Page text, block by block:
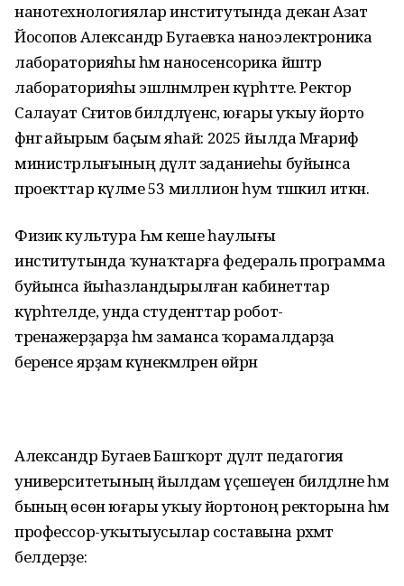
нанотехнологиялар институтында декан Азат
Йосопов Александр Бугаевҡа наноэлектроника
лабораторияһы һәм наносенсорика йәштәр
лабораторияһы эшләнмәләрен күрһәтте. Ректор
Салауат Сәғитов билдәләүенсә, юғары уҡыу йорто
фәнгә айырым баҫым яһай: 2025 йылда Мәғариф
министрлығының дәүләт заданиеһы буйынса
проекттар күләме 53 миллион һум тәшкил иткән.
Физик культура Һәм кеше һаулығы
институтында ҡунаҡтарға федераль программа
буйынса йыһазландырылған кабинеттар
күрһәтелде, унда студенттар робот-
тренажерҙарҙа һәм заманса ҡорамалдарҙа
беренсе ярҙам күнекмәләрен өйрәнә
Александр Бугаев Башҡорт дәүләт педагогия
университетының йылдам үҫешеүен билдәләне һәм
бының өсөн юғары уҡыу йортоноң ректорына һәм
профессор-уҡытыусылар составына рәхмәт
белдерҙе: